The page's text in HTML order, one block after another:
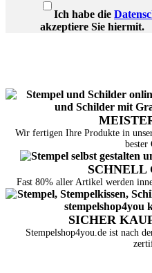
Ich habe die
akzeptiere Sie hiermit.
Wir fertigen Ihre Produkte in
bester
SCHNELL
Fast 80% aller Artikel werden
SICHER
Stempelshop4you.de ist nach